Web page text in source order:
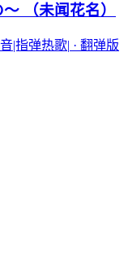
～ （未闻花名）
|指弹热歌| · 翻弹版